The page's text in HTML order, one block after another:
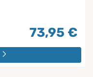
73,95 €